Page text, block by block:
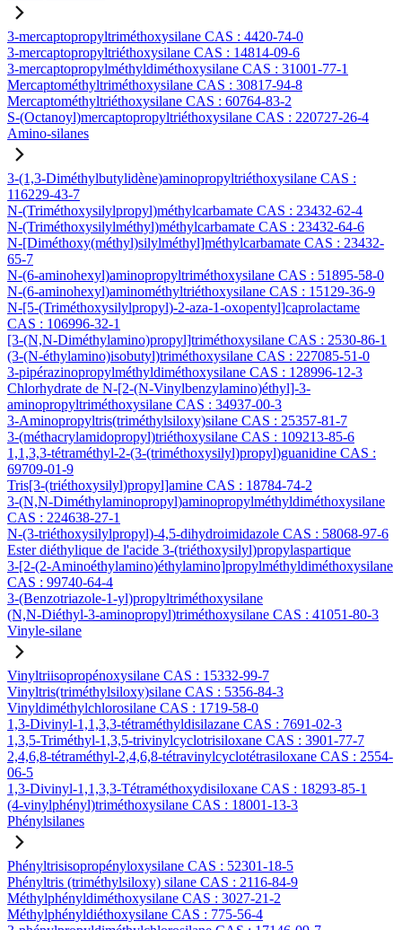
3-mercaptopropyltriméthoxysilane CAS : 4420-74-0
3-mercaptopropyltriéthoxysilane CAS : 14814-09-6
3-mercaptopropylméthyldiméthoxysilane CAS : 31001-77-1
Mercaptométhyltriméthoxysilane CAS : 30817-94-8
Mercaptométhyltriéthoxysilane CAS : 60764-83-2
S-(Octanoyl)mercaptopropyltriéthoxysilane CAS : 220727-26-4
Amino-silanes
3-(1,3-Diméthylbutylidène)aminopropyltriéthoxysilane CAS :
116229-43-7
N-(Triméthoxysilylpropyl)méthylcarbamate CAS : 23432-62-4
N-(Triméthoxysilylméthyl)méthylcarbamate CAS : 23432-64-6
N-[Diméthoxy(méthyl)silylméthyl]méthylcarbamate CAS : 23432-
65-7
N-(6-aminohexyl)aminopropyltriméthoxysilane CAS : 51895-58-0
N-(6-aminohexyl)aminométhyltriéthoxysilane CAS : 15129-36-9
N-[5-(Triméthoxysilylpropyl)-2-aza-1-oxopentyl]caprolactame
CAS : 106996-32-1
[3-(N,N-Diméthylamino)propyl]triméthoxysilane CAS : 2530-86-1
(3-(N-éthylamino)isobutyl)triméthoxysilane CAS : 227085-51-0
3-pipérazinopropylméthyldiméthoxysilane CAS : 128996-12-3
Chlorhydrate de N-[2-(N-Vinylbenzylamino)éthyl]-3-
aminopropyltriméthoxysilane CAS : 34937-00-3
3-Aminopropyltris(triméthylsiloxy)silane CAS : 25357-81-7
3-(méthacrylamidopropyl)triéthoxysilane CAS : 109213-85-6
1,1,3,3-tétraméthyl-2-(3-(triméthoxysilyl)propyl)guanidine CAS :
69709-01-9
Tris[3-(triéthoxysilyl)propyl]amine CAS : 18784-74-2
3-(N,N-Diméthylaminopropyl)aminopropylméthyldiméthoxysilane
CAS : 224638-27-1
N-(3-triéthoxysilylpropyl)-4,5-dihydroimidazole CAS : 58068-97-6
Ester diéthylique de l'acide 3-(triéthoxysilyl)propylaspartique
3-[2-(2-Aminoéthylamino)éthylamino]propylméthyldiméthoxysilane
CAS : 99740-64-4
3-(Benzotriazole-1-yl)propyltriméthoxysilane
(N,N-Diéthyl-3-aminopropyl)triméthoxysilane CAS : 41051-80-3
Vinyle-silane
Vinyltriisopropénoxysilane CAS : 15332-99-7
Vinyltris(triméthylsiloxy)silane CAS : 5356-84-3
Vinyldiméthylchlorosilane CAS : 1719-58-0
1,3-Divinyl-1,1,3,3-tétraméthyldisilazane CAS : 7691-02-3
1,3,5-Triméthyl-1,3,5-trivinylcyclotrisiloxane CAS : 3901-77-7
2,4,6,8-tétraméthyl-2,4,6,8-tétravinylcyclotétrasiloxane CAS : 2554-
06-5
1,3-Divinyl-1,1,3,3-Tétraméthoxydisiloxane CAS : 18293-85-1
(4-vinylphényl)triméthoxysilane CAS : 18001-13-3
Phénylsilanes
Phényltrisisopropényloxysilane CAS : 52301-18-5
Phényltris (triméthylsiloxy) silane CAS : 2116-84-9
Méthylphényldiméthoxysilane CAS : 3027-21-2
Méthylphényldiéthoxysilane CAS : 775-56-4